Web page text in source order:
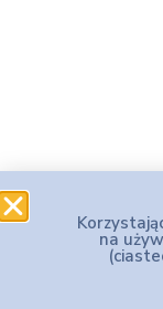
na